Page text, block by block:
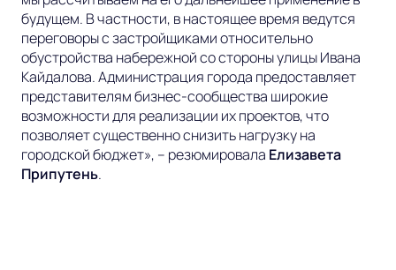
будущем. В частности, в настоящее время ведутся
переговоры с застройщиками относительно
обустройства набережной со стороны улицы Ивана
Кайдалова. Администрация города предоставляет
представителям бизнес-сообщества широкие
возможности для реализации их проектов, что
позволяет существенно снизить нагрузку на
городской бюджет», – резюмировала Елизавета
Припутень.